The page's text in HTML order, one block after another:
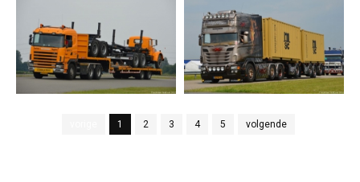
1 2 3 4 5 volgende